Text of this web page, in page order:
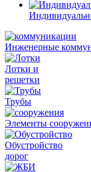
Инженерные
Лотки и
решетки
Трубы
Элементы
Обустройство
дорог